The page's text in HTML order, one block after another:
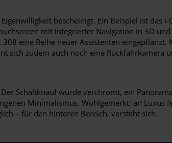
bescheinigt. Ein Beispiel ist das
mit integrierter Navigation in 3D
eine Reihe neuer Assistenten
zudem auch noch eine Rückfahrkamera
Schaltknauf wurde verchromt, ein
Minimalismus. Wohlgemerkt: an Luxus
– für den hinteren Bereich, versteht sich.